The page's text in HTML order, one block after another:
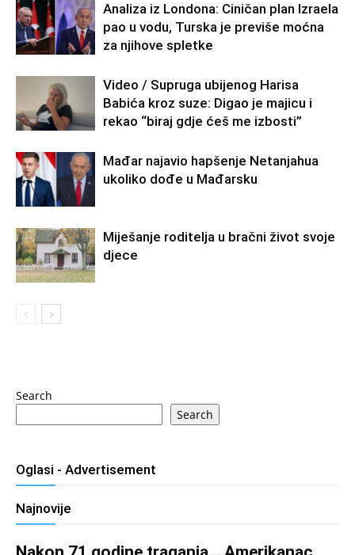
Analiza iz Londona: Ciničan plan Izraela
pao u vodu, Turska je previše moćna
za njihove spletke
Video / Supruga ubijenog Harisa
Babića kroz suze: Digao je majicu i
rekao “biraj gdje ćeš me izbosti”
Mađar najavio hapšenje Netanjahua
ukoliko dođe u Mađarsku
Miješanje roditelja u bračni život svoje
djece
Search
Search
Oglasi - Advertisement
Najnovije